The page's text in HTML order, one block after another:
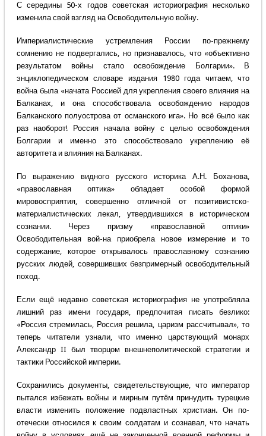
С середины 50-х годов советская историография несколько
изменила свой взгляд на Освободительную войну.
Империалистические устремления России по-прежнему
сомнению не подвергались, но признавалось, что «объективно
результатом войны стало освобождение Болгарии». В
энциклопедическом словаре издания 1980 года читаем, что
война была «начата Россией для укрепления своего влияния на
Балканах, и она способствовала освобождению народов
Балканского полуострова от османского ига». Но всё было как
раз наоборот! Россия начала войну с целью освобождения
Болгарии и именно это способствовало укреплению её
авторитета и влияния на Балканах.
По выражению видного русского историка А.Н. Боханова,
«православная оптика» обладает особой формой
мировосприятия, совершенно отличной от позитивистско-
материалистических лекал, утвердившихся в историческом
сознании. Через призму «православной оптики»
Освободительная вой-на приобрела новое измерение и то
содержание, которое открывалось православному сознанию
русских людей, совершивших безпримерный освободительный
поход.
Если ещё недавно советская историография не употребляла
лишний раз имени государя, предпочитая писать безлико:
«Россия стремилась, Россия решила, царизм рассчитывал», то
теперь читатели узнали, что именно царствующий монарх
Александр II был творцом внешнеполитической стратегии и
тактики Российской империи.
Сохранились документы, свидетельствующие, что император
пытался избежать войны и мирным путём принудить турецкие
власти изменить положение подвластных христиан. Он по-
отечески относился к своим солдатам и сознавал, что начать